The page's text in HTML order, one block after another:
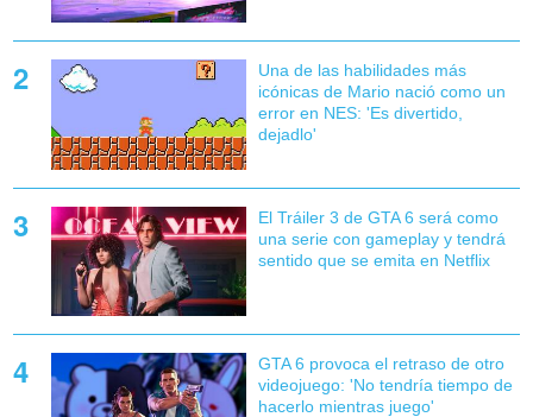
Una de las habilidades más
icónicas de Mario nació como un
error en NES: 'Es divertido,
dejadlo'
El Tráiler 3 de GTA 6 será como
una serie con gameplay y tendrá
sentido que se emita en Netflix
GTA 6 provoca el retraso de otro
videojuego: 'No tendría tiempo de
hacerlo mientras juego'